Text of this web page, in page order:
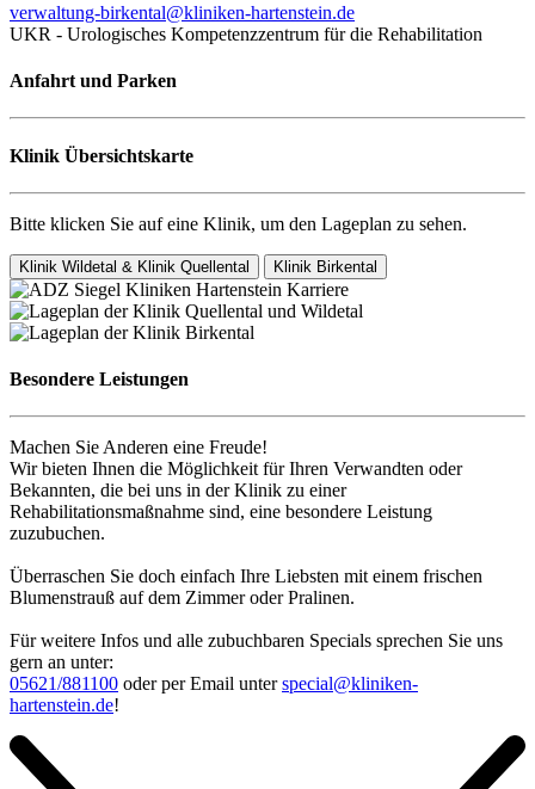
verwaltung-birkental@kliniken-hartenstein.de
UKR - Urologisches Kompetenzzentrum für die Rehabilitation
Anfahrt und Parken
Klinik Übersichtskarte
Bitte klicken Sie auf eine Klinik, um den Lageplan zu sehen.
Klinik Wildetal & Klinik Quellental Klinik Birkental
Besondere Leistungen
Machen Sie Anderen eine Freude!
Wir bieten Ihnen die Möglichkeit für Ihren Verwandten oder
Bekannten, die bei uns in der Klinik zu einer
Rehabilitationsmaßnahme sind, eine besondere Leistung
zuzubuchen.
Überraschen Sie doch einfach Ihre Liebsten mit einem frischen
Blumenstrauß auf dem Zimmer oder Pralinen.
Für weitere Infos und alle zubuchbaren Specials sprechen Sie uns
gern an unter:
05621/881100 oder per Email unterspecial@kliniken-
hartenstein.de!